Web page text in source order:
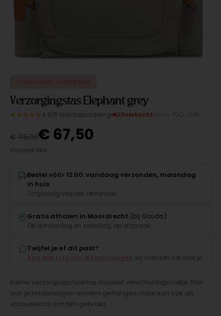
Verzorgingstas Elephant grey
★★★★★ 4.9/5 klantbeoordeling Uitverkocht
€115,00€ 67,50
Inclusief btw
Bestel vóór 12:00: vandaag verzonden, maandag
in huis
Zorgvuldig verpakt verzonden
Gratis afhalen in Moordrecht (bij Gouda)
Op donderdag en zaterdag, op afspraak
Twijfel je of dit past?
, wij checken het voor je
Ruime verzorgings/luiertas inclusief verschoningsmatje. Kan
aan je kinderwagen worden gehangen maar kan ook als
schoudertas worden gebruikt.